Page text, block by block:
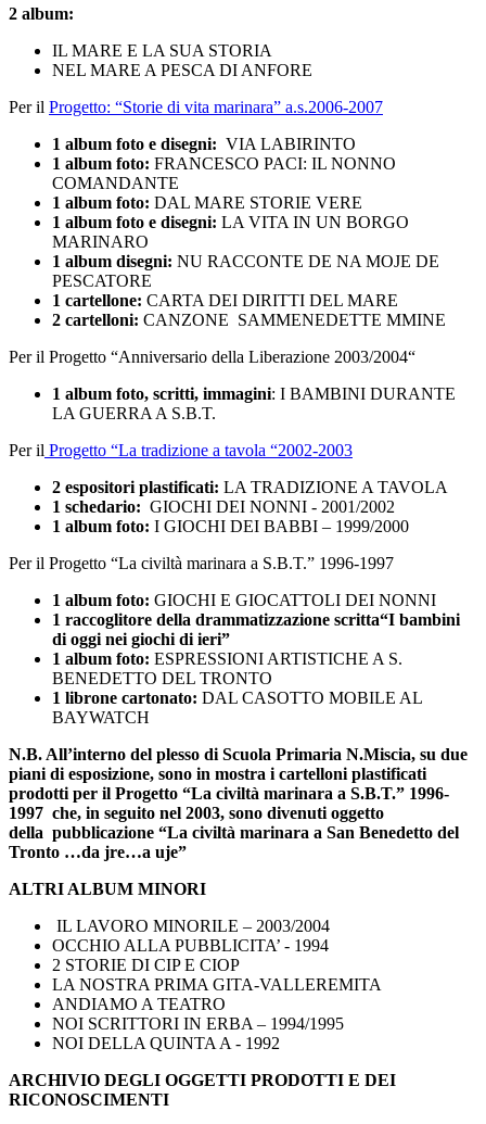
2 album:
IL MARE E LA SUA STORIA
NEL MARE A PESCA DI ANFORE
Per il Progetto: “Storie di vita marinara” a.s.2006-2007
1 album foto e disegni: VIA LABIRINTO
1 album foto: FRANCESCO PACI: IL NONNO
COMANDANTE
1 album foto: DAL MARE STORIE VERE
1 album foto e disegni: LA VITA IN UN BORGO
MARINARO
1 album disegni: NU RACCONTE DE NA MOJE DE
PESCATORE
1 cartellone: CARTA DEI DIRITTI DEL MARE
2 cartelloni: CANZONE SAMMENEDETTE MMINE
Per il Progetto “Anniversario della Liberazione 2003/2004“
1 album foto, scritti, immagini: I BAMBINI DURANTE
LA GUERRA A S.B.T.
Per il Progetto “La tradizione a tavola “2002-2003
2 espositori plastificati: LA TRADIZIONE A TAVOLA
1 schedario: GIOCHI DEI NONNI - 2001/2002
1 album foto: I GIOCHI DEI BABBI – 1999/2000
Per il Progetto “La civiltà marinara a S.B.T.” 1996-1997
1 album foto: GIOCHI E GIOCATTOLI DEI NONNI
1 raccoglitore della drammatizzazione scritta“I bambini
di oggi nei giochi di ieri”
1 album foto: ESPRESSIONI ARTISTICHE A S.
BENEDETTO DEL TRONTO
1 librone cartonato: DAL CASOTTO MOBILE AL
BAYWATCH
N.B. All’interno del plesso di Scuola Primaria N.Miscia, su due
piani di esposizione, sono in mostra i cartelloni plastificati
prodotti per il Progetto “La civiltà marinara a S.B.T.” 1996-
1997 che, in seguito nel 2003, sono divenuti oggetto
della pubblicazione “La civiltà marinara a San Benedetto del
Tronto …da jre…a uje”
ALTRI ALBUM MINORI
IL LAVORO MINORILE – 2003/2004
OCCHIO ALLA PUBBLICITA’ - 1994
2 STORIE DI CIP E CIOP
LA NOSTRA PRIMA GITA-VALLEREMITA
ANDIAMO A TEATRO
NOI SCRITTORI IN ERBA – 1994/1995
NOI DELLA QUINTA A - 1992
ARCHIVIO DEGLI OGGETTI PRODOTTI E DEI
RICONOSCIMENTI